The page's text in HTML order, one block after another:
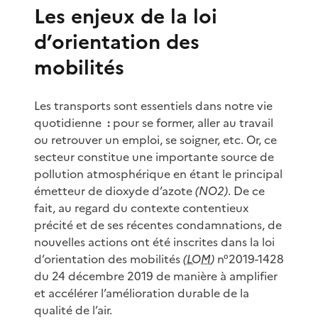
Les enjeux de la loi
d’orientation des
mobilités
Les transports sont essentiels dans notre vie
quotidienne : pour se former, aller au travail
ou retrouver un emploi, se soigner, etc. Or, ce
secteur constitue une importante source de
pollution atmosphérique en étant le principal
émetteur de dioxyde d’azote(NO2). De ce
fait, au regard du contexte contentieux
précité et de ses récentes condamnations, de
nouvelles actions ont été inscrites dans la loi
d’orientation des mobilités(LOM) n°2019-1428
du 24 décembre 2019 de manière à amplifier
et accélérer l’amélioration durable de la
qualité de l’air.